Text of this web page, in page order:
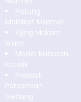
Patung
Malaikat Marmer
Kijing Makam
Islam
Model Kuburan
Katolik
Prasasti
Peresmian
Gedung